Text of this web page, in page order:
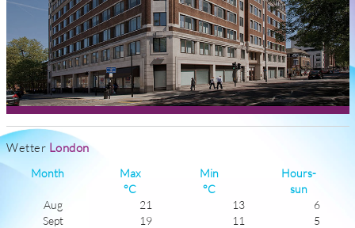
Wetter London
Month
Max
°C
Min
°C
Hours-
sun
Aug
21 13
6
Sept
19 11
5